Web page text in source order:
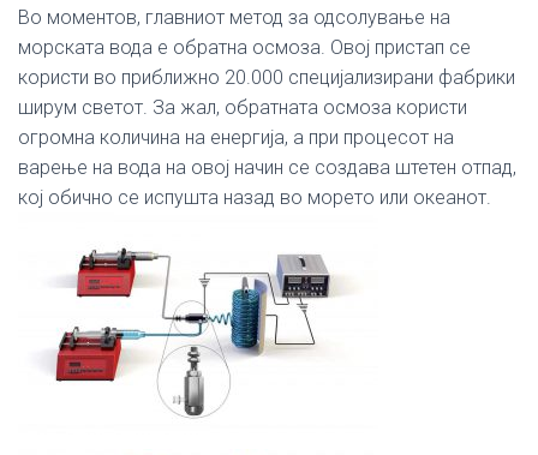
Во моментов, главниот метод за одсолување на
морската вода е обратна осмоза. Овој пристап се
користи во приближно 20.000 специјализирани фабрики
ширум светот. За жал, обратната осмоза користи
огромна количина на енергија, а при процесот на
варење на вода на овој начин се создава штетен отпад,
кој обично се испушта назад во морето или океанот.